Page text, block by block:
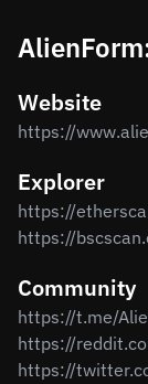
Website
https://
Explorer
Community
https://t.me/
https://
https://